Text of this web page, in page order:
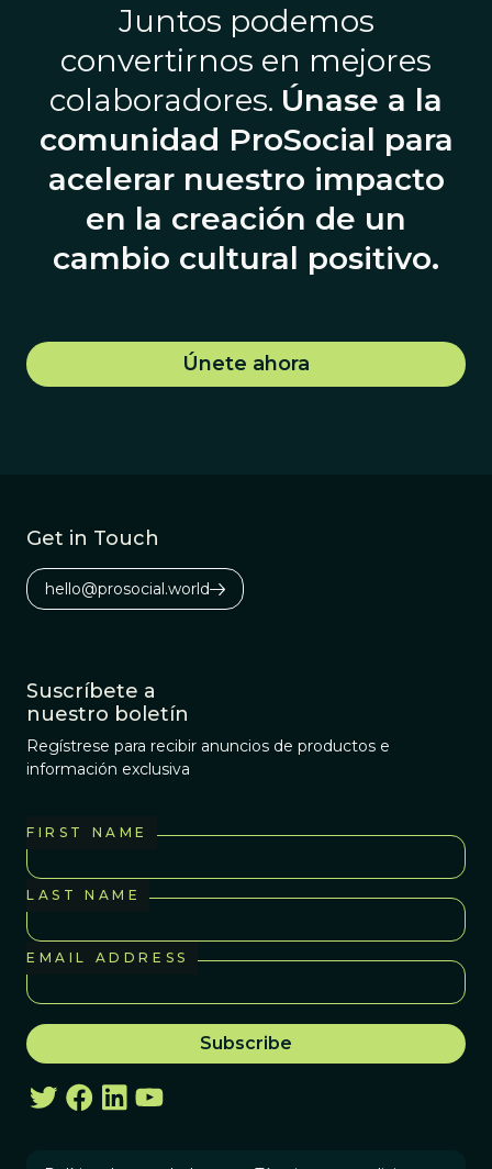
Juntos podemos
convertirnos en mejores
colaboradores. Únase a la
comunidad ProSocial para
acelerar nuestro impacto
en la creación de un
cambio cultural positivo.
Únete ahora
Get in Touch
hello@prosocial.world
Suscríbete a
nuestro boletín
Regístrese para recibir anuncios de productos e
información exclusiva
FIRST NAME
LAST NAME
EMAIL ADDRESS